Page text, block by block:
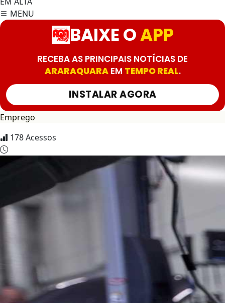
MENU
BAIXE OAPP
RECEBA AS PRINCIPAIS NOTÍCIAS DE
ARARAQUARAEM TEMPO REAL.
INSTALAR AGORA
Emprego
178Acessos